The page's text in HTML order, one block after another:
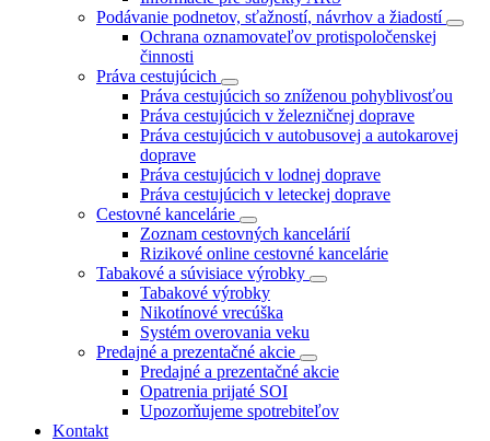
Podávanie podnetov, sťažností, návrhov a žiadostí
Ochrana oznamovateľov protispoločenskej
činnosti
Práva cestujúcich
Práva cestujúcich so zníženou pohyblivosťou
Práva cestujúcich v železničnej doprave
Práva cestujúcich v autobusovej a autokarovej
doprave
Práva cestujúcich v lodnej doprave
Práva cestujúcich v leteckej doprave
Cestovné kancelárie
Zoznam cestovných kancelárií
Rizikové online cestovné kancelárie
Tabakové a súvisiace výrobky
Tabakové výrobky
Nikotínové vrecúška
Systém overovania veku
Predajné a prezentačné akcie
Predajné a prezentačné akcie
Opatrenia prijaté SOI
Upozorňujeme spotrebiteľov
Kontakt